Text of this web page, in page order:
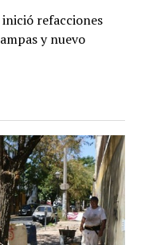
refacciones
y nuevo